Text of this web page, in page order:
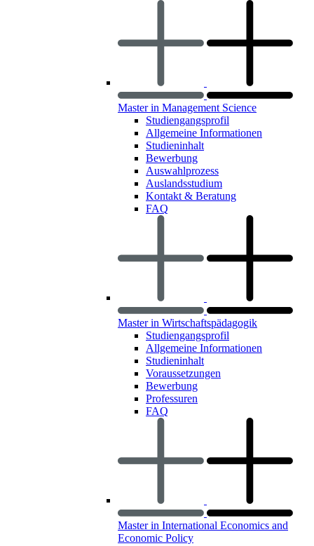
Master in Management Science
Studiengangsprofil
Allgemeine Informationen
Studieninhalt
Bewerbung
Auswahlprozess
Auslandsstudium
Kontakt & Beratung
FAQ
Master in Wirtschaftspädagogik
Studiengangsprofil
Allgemeine Informationen
Studieninhalt
Voraussetzungen
Bewerbung
Professuren
FAQ
Master in International Economics and
Economic Policy